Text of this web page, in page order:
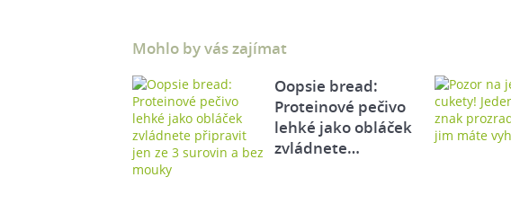
Mohlo by vás zajímat
Oopsie bread:
Proteinové pečivo
lehké jako obláček
zvládnete…